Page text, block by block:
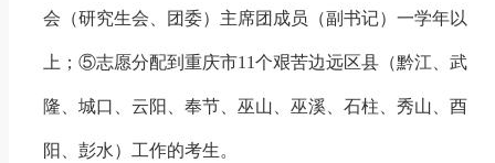
会（研究生会、团委）主席团成员（副书记）一学年以
上；⑤志愿分配到重庆市11个艰苦边远区县（黔江、武
隆、城口、云阳、奉节、巫山、巫溪、石柱、秀山、酉
阳、彭水）工作的考生。